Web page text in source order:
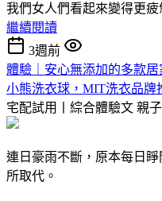
我們女人們看起來變得更疲
繼續閱讀
3週前
體驗｜安心無添加的多款
小熊洗衣球，MIT洗衣品牌
宅配試用丨綜合體驗文 親
連日豪雨不斷，原本每日
所取代。